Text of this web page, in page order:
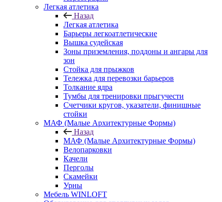
Легкая атлетика
Назад
Легкая атлетика
Барьеры легкоатлетические
Вышка судейская
Зоны приземления, поддоны и ангары для
зон
Стойка для прыжков
Тележка для перевозки барьеров
Толкание ядра
Тумбы для тренировки прыгучести
Счетчики кругов, указатели, финишные
стойки
МАФ (Малые Архитектурные Формы)
Назад
МАФ (Малые Архитектурные Формы)
Велопарковки
Качели
Перголы
Скамейки
Урны
Мебель WINLOFT